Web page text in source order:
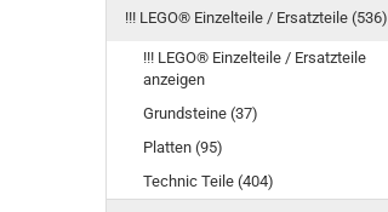
!!! LEGO® Einzelteile / Ersatzteile (536)
!!! LEGO® Einzelteile / Ersatzteile
anzeigen
Grundsteine (37)
Platten (95)
Technic Teile (404)